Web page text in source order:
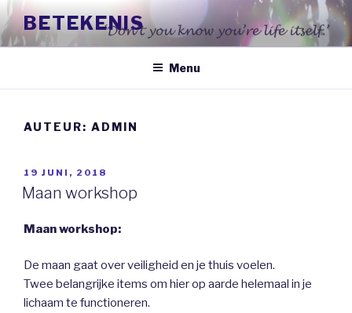
Naar
de
inhoud
BETEKENIS
Menu
AUTEUR: ADMIN
GEPLAATST
OP
19 JUNI, 2018
Maan workshop
Maan workshop:
De maan gaat over veiligheid en je thuis voelen.
Twee belangrijke items om hier op aarde helemaal in je
lichaam te functioneren.